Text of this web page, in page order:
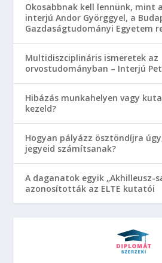
Okosabbnak kell lennünk, mint
interjú Andor Györggyel, a
Gazdaságtudományi Egyetem
Multidiszciplináris ismeretek az
orvostudományban – Interjú
Hibázás munkahelyen vagy
kezeld?
Hogyan pályázz ösztöndíjra
jegyeid számítsanak?
A daganatok egyik „Akhilleusz-
azonosították az ELTE kutatói